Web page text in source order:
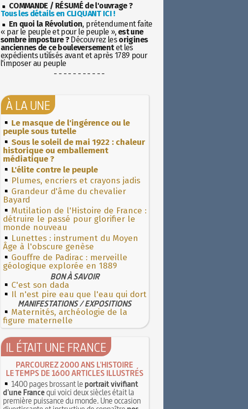
COMMANDE / RÉSUMÉ de l'ouvrage ?
Tous les détails en CLIQUANT ICI !
En quoi la Révolution, prétendument faite
« par le peuple et pour le peuple », est une
sombre imposture ?Découvrez les origines
anciennes de ce bouleversementet les
expédients utilisés avant et après 1789 pour
l'imposer au peuple
- - - - - - - - - - -
À LA UNE
Le masque de l'ingérence ou le
peuple sous tutelle
Sous le soleil de mai 1922 : chaleur
historique ou emballement
médiatique ?
L'élite contre le peuple
Plumes, encriers et crayons jadis
Grandeur d'âme du chevalier
Bayard
Mutilation de l'Histoire de France :
détruire le passé pour glorifier le
monde nouveau
Lunettes : instrument du Moyen
Âge à l'obscure genèse
Gouffre de Padirac : merveille
géologique explorée en 1889
BON À SAVOIR
C'est son dada
Il n'est pire eau que l'eau qui dort
MANIFESTATIONS / EXPOSITIONS
Maternités, archéologie de la
figure maternelle
IL ÉTAIT UNE FRANCE
PARCOUREZ 2000 ANS L'HISTOIRE
LE TEMPS DE 1600 ARTICLES ILLUSTRÉS
1400 pages brossant leportrait vivifiant
d'une Francequi voici deux siècles était la
première puissance du monde. Une occasion